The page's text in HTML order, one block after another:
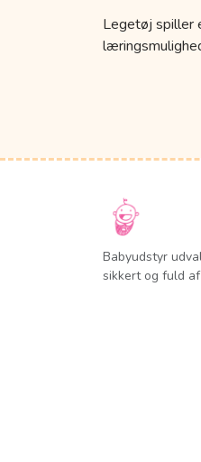
Legetøj spiller
Babyudstyr
sikkert og fuld